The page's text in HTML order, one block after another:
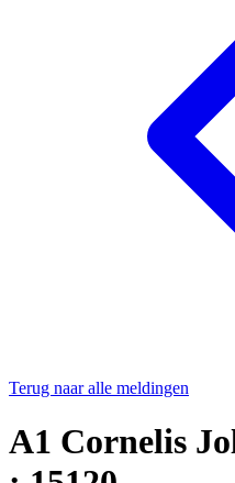
Terug naar alle meldingen
A1 Cornelis